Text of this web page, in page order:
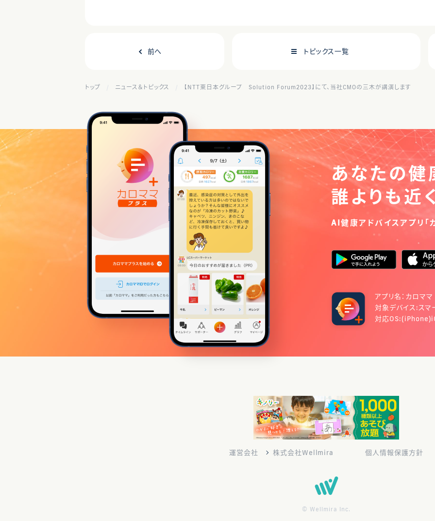
前へ トピックス一覧
トップ ニュース＆トピックス 【NTT東日本グループ Solution Forum2023】にて、当社CMOの三木が講演します
あなたの健
誰よりも近
AI健康アドバイスアプリ「
アプリ名：カロマ
対象デバイス:スマ
対応
運営会社 株式会社Wellmira 個人情報保護方針
© Wellmira Inc.